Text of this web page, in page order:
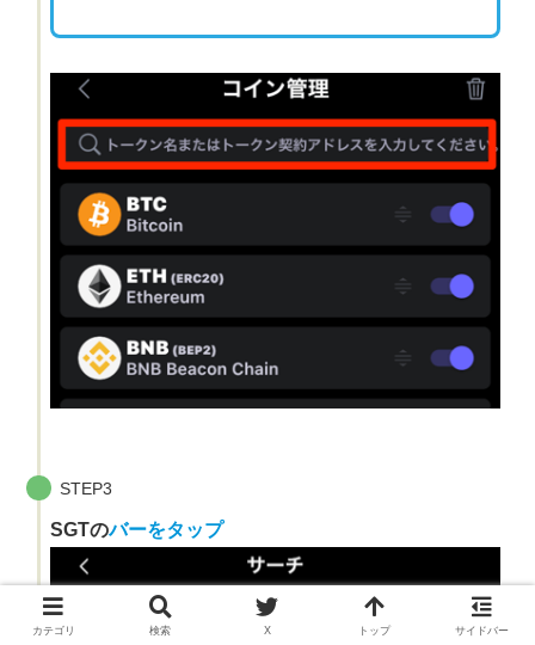
STEP3
SGTのバーをタップ
カテゴリ 検索 X トップ サイドバー